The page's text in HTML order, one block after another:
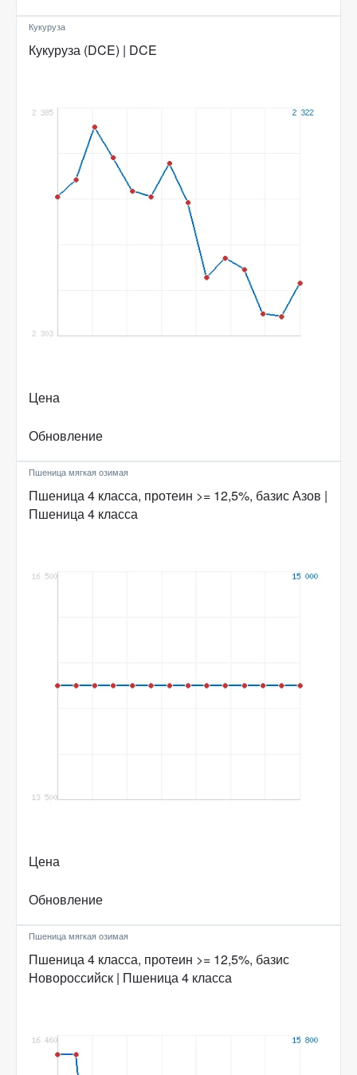
Кукуруза
Кукуруза (DCE) | DCE
Цена
Обновление
Пшеница мягкая озимая
Пшеница 4 класса, протеин >= 12,5%, базис Азов |
Пшеница 4 класса
Цена
Обновление
Пшеница мягкая озимая
Пшеница 4 класса, протеин >= 12,5%, базис
Новороссийск | Пшеница 4 класса